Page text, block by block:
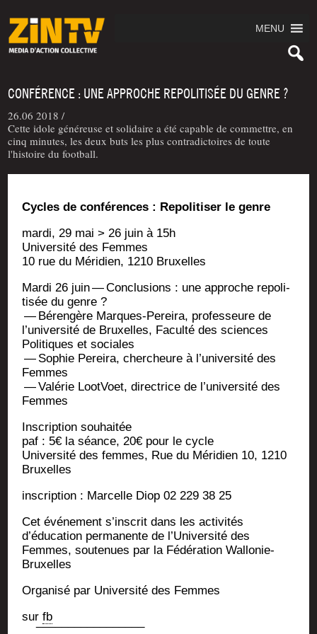
MENU
CONFÉRENCE : UNE APPROCHE REPOLITISÉE DU GENRE ?
26.06 2018 /
Cette idole généreuse et solidaire a été capable de commettre, en
cinq minutes, les deux buts les plus contradictoires de toute
l'histoire du football.
Cycles de confé­rences : Repo­li­ti­ser le genre
mar­di, 29 mai > 26 juin à 15h
Uni­ver­si­té des Femmes
10 rue du Méri­dien, 1210 Bruxelles
Mar­di 26 juin — Conclu­sions : une approche repo­li­
ti­sée du genre ?
— Béren­gère Marques-Per­ei­ra, pro­fes­seure de
l’université de Bruxelles, Facul­té des sciences
Poli­tiques et sociales
— Sophie Per­ei­ra, cher­cheure à l’université des
Femmes
— Valé­rie Loot­Voet, direc­trice de l’université des
Femmes
Ins­crip­tion souhaitée
paf : 5€ la séance, 20€ pour le cycle
Uni­ver­si­té des femmes, Rue du Méri­dien 10, 1210
Bruxelles
ins­crip­tion : Mar­celle Diop 02 229 38 25
Cet évé­ne­ment s’inscrit dans les acti­vi­tés
d’éducation per­ma­nente de l’Université des
Femmes, sou­te­nues par la Fédé­ra­tion Wallonie-
Bruxelles
Orga­ni­sé par Uni­ver­si­té des Femmes
surfb